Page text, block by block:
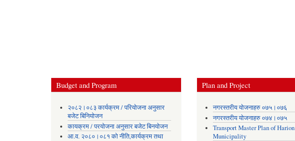
Budget and Program
२०८२।०८३ कार्यक्रम / परियोजना अनुसार
बजेट बिनियोजन
कायक्रम / परयोजना अनुसार बजेट बिनयोजन
आ.व. २०८०।०८१ को नीति,कार्यक्रम तथा
Plan and Project
नगरस्तरीय योजनाहरु ०७५।०७६
नगरस्तरीय योजनाहरु ०७४।०७५
Transport Master Plan of Harion
Municipality